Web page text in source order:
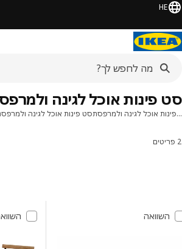
HE
אוכל לגינה ולמרפסתסט פינות אוכל לגינה ולמרפסת
פינות אוכל לגינה
ומיונים
תוצאותהשוואה השוואה